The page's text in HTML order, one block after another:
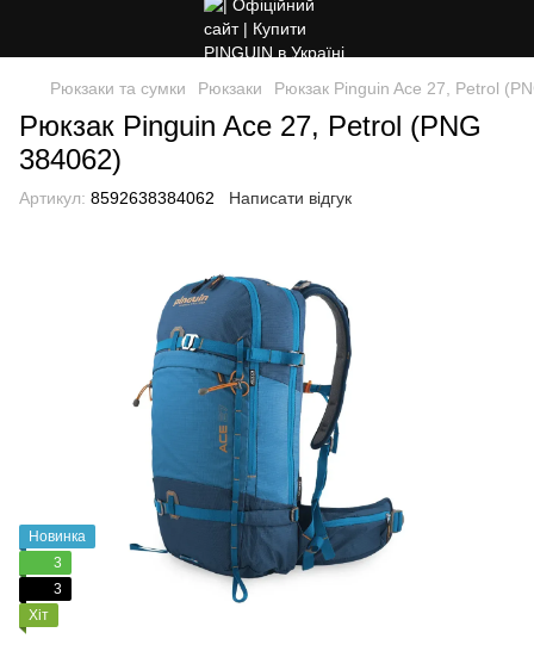
Рюкзаки та сумки Рюкзаки Рюкзак Pinguin Ace 27, Petrol
Рюкзак Pinguin Ace 27, Petrol (PNG
384062)
Артикул: 8592638384062 Написати відгук
Новинка
3
3
Хіт